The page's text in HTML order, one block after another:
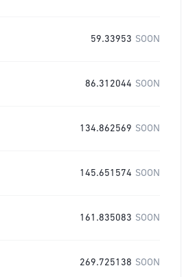
59.33953 SOON
86.312044 SOON
134.862569 SOON
145.651574 SOON
161.835083 SOON
269.725138 SOON